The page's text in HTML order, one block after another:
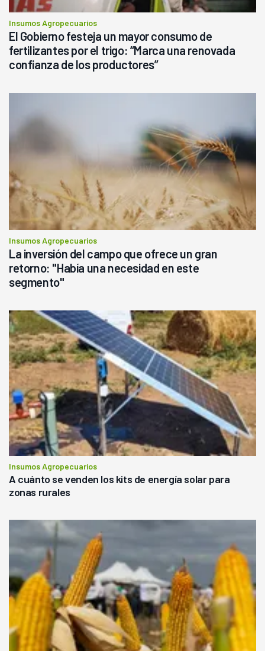
Insumos Agropecuarios
El Gobierno festeja un mayor consumo de
fertilizantes por el trigo: “Marca una renovada
confianza de los productores”
Insumos Agropecuarios
La inversión del campo que ofrece un gran
retorno: "Había una necesidad en este
segmento"
Insumos Agropecuarios
A cuánto se venden los kits de energía solar para
zonas rurales